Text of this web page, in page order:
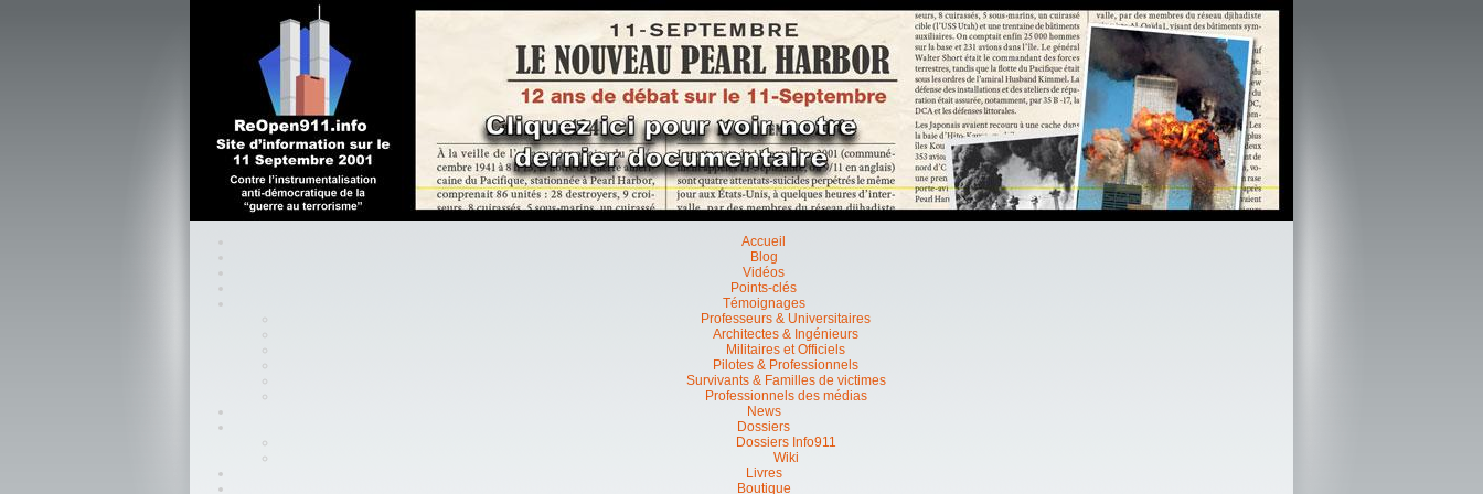
Accueil
Blog
Vidéos
Points-clés
Témoignages
Professeurs & Universitaires
Architectes & Ingénieurs
Militaires et Officiels
Pilotes & Professionnels
Survivants & Familles de victimes
Professionnels des médias
News
Dossiers
Dossiers Info911
Wiki
Livres
Boutique